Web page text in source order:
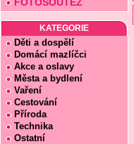
KATEGORIE
Děti a dospělí
Domácí mazlíčci
Akce a oslavy
Města a bydlení
Vaření
Cestování
Příroda
Technika
Ostatní